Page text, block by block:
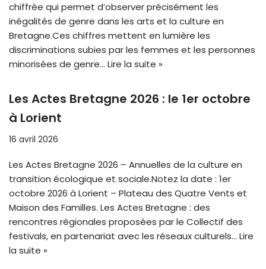
chiffrée qui permet d’observer précisément les
inégalités de genre dans les arts et la culture en
Bretagne.Ces chiffres mettent en lumière les
discriminations subies par les femmes et les personnes
minorisées de genre… Lire la suite »
Les Actes Bretagne 2026 : le 1er octobre
à Lorient
16 avril 2026
Les Actes Bretagne 2026 – Annuelles de la culture en
transition écologique et sociale.Notez la date : 1er
octobre 2026 à Lorient – Plateau des Quatre Vents et
Maison des Familles. Les Actes Bretagne : des
rencontres régionales proposées par le Collectif des
festivals, en partenariat avec les réseaux culturels… Lire
la suite »